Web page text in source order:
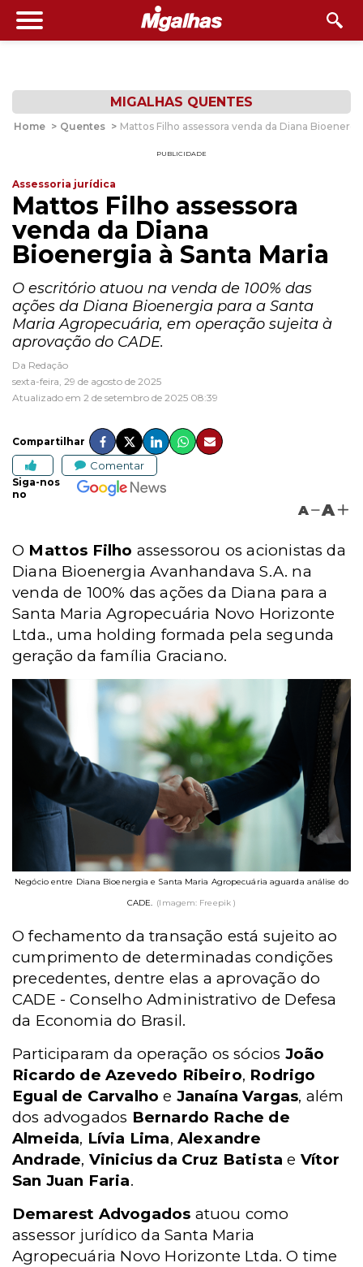
MIGALHAS QUENTES
Home > Quentes > Mattos Filho assessora venda da Diana
PUBLICIDADE
Assessoria jurídica
Mattos Filho assessora
venda da Diana
Bioenergia à Santa Maria
O escritório atuou na venda de 100% das
ações da Diana Bioenergia para a Santa
Maria Agropecuária, em operação sujeita à
aprovação do CADE.
Da Redação
sexta-feira, 29 de agosto de 2025
Atualizado em 2 de setembro de 2025 08:39
Compartilhar
Comentar
Siga-nos
no
A A
O Mattos Filho assessorou os acionistas da
Diana Bioenergia Avanhandava S.A. na
venda de 100% das ações da Diana para a
Santa Maria Agropecuária Novo Horizonte
Ltda., uma holding formada pela segunda
geração da família Graciano.
Negócio entre Diana Bioenergia e Santa Maria Agropecuária aguarda análise do
CADE. (Imagem: Freepik )
O fechamento da transação está sujeito ao
cumprimento de determinadas condições
precedentes, dentre elas a aprovação do
CADE -Conselho Administrativo de Defesa
da Economia do Brasil.
Participaram da operação os sócios João
Ricardo de Azevedo Ribeiro, Rodrigo
Egual de Carvalhoe Janaína Vargas, além
dos advogados Bernardo Rache de
Almeida, Lívia Lima, Alexandre
Andrade, Vinicius da Cruz Batista e Vítor
San Juan Faria.
Demarest Advogados atuou como
assessor jurídico da Santa Maria
Agropecuária Novo Horizonte Ltda. O time